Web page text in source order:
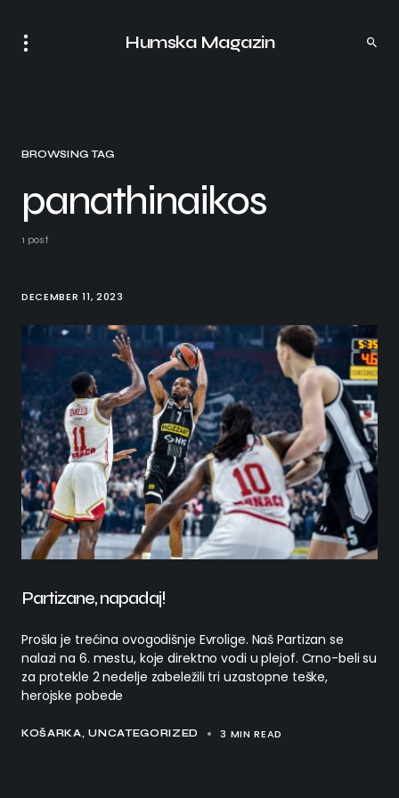
Humska Magazin
BROWSING TAG
panathinaikos
1 post
KOŠARKA UNCATEGORIZED 3 MIN READ
Partizane, napadaj!
Prošla je trećina ovogodišnje Evrolige. Naš Partizan se
nalazi na 6. mestu, koje direktno vodi u plejof. Crno-beli su
za protekle 2 nedelje zabeležili tri uzastopne teške,
herojske pobede
DECEMBER 11, 2023